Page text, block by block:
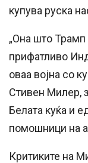
купува руска
„Она што Трамп
прифатливо
оваа војна со
Стивен Милер,
Белата куќа и
помошници на
Критиките на